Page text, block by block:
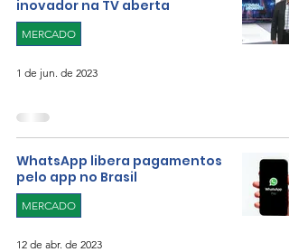
inovador na TV aberta
MERCADO
1 de jun. de 2023
WhatsApp libera pagamentos
pelo app no Brasil
MERCADO
12 de abr. de 2023